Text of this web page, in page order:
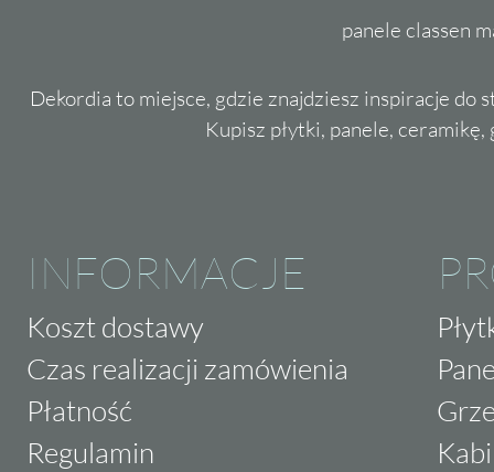
panele classen
Dekordia to miejsce, gdzie znajdziesz inspiracje do
Kupisz płytki, panele,
INFORMACJE
Koszt dostawy
Czas realizacji zamówienia
Płatność
Regulamin